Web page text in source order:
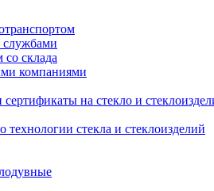
службами
склада
компаниями
на стекло и
технологии стекла и стеклоизделий